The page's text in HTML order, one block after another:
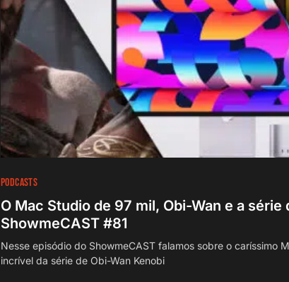
PODCASTS
O Mac Studio de 97 mil, Obi-Wan e a série
ShowmeCAST #81
Nesse episódio do ShowmeCAST falamos sobre o caríssimo
incrível da série de Obi-Wan Kenobi